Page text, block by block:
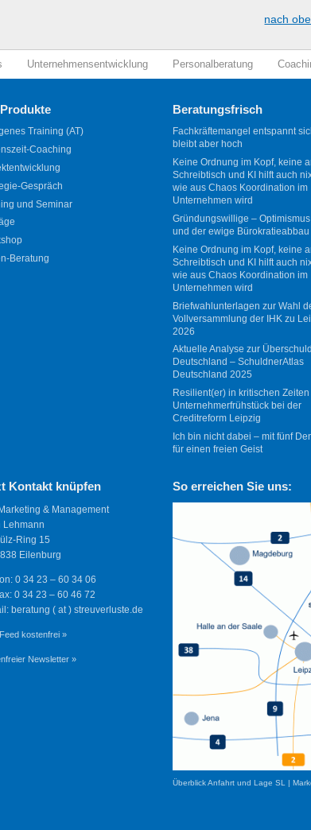
nach
Unternehmensentwicklung Personalberatung
Training (AT)
Coaching
Gespräch
und Seminar
Beratung
Beratungsfrisch
Fachkräftemangel entspannt
bleibt aber hoch
Keine Ordnung im Kopf, keine
Schreibtisch und KI hilft auch
wie aus Chaos Koordination im
Unternehmen wird
Gründungswillige –
und der ewige Bürokratieabbau
Keine Ordnung im Kopf, keine
Schreibtisch und KI hilft auch
wie aus Chaos Koordination im
Unternehmen wird
Briefwahlunterlagen zur Wahl
Vollversammlung der IHK zu
2026
Aktuelle Analyse zur
Deutschland – SchuldnerAtlas
Deutschland 2025
Resilient(er) in kritischen Zeiten
Unternehmerfrühstück bei der
Creditreform Leipzig
Ich bin nicht dabei – mit fünf
für einen freien Geist
Kontakt knüpfen
& Management
Lehmann
Ring 15
Eilenburg
0 34 23 – 60 34 06
0 34 23 – 60 46 72
beratung ( at ) streuverluste.de
kostenfrei »
Newsletter »
So erreichen Sie uns:
Überblick Anfahrt und Lage SL |